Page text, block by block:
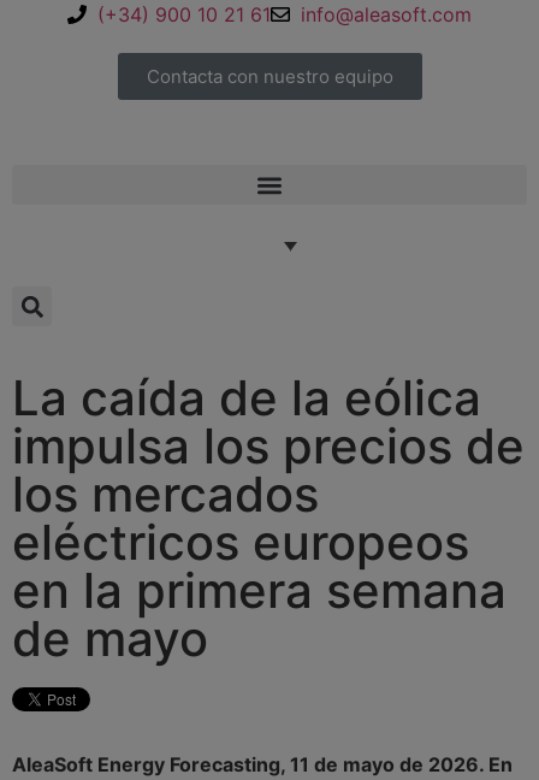
(+34) 900 10 21 61 info@aleasoft.com
Contacta con nuestro equipo
La caída de la eólica
impulsa los precios de
los mercados
eléctricos europeos
en la primera semana
de mayo
AleaSoft Energy Forecasting, 11 de mayo de 2026. En